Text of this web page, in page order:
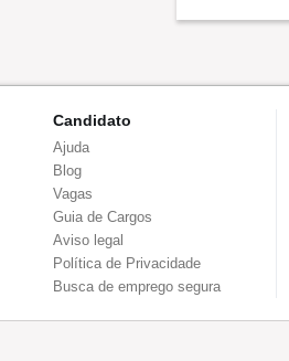
Candidato
Ajuda
Blog
Vagas
Guia de Cargos
Aviso legal
Política de Privacidade
Busca de emprego segura